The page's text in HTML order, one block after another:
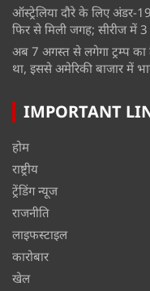
ऑस्ट्रेलिया दौरे के लिए अंडर-
फिर से मिली जगह; सीरीज
अब 7 अगस्त से लगेगा ट्रम्प
था, इससे अमेरिकी बाजार में
IMPORTANT
होम
राष्ट्रीय
ट्रेंडिंग न्यूज
राजनीति
लाइफस्टाइल
कारोबार
खेल